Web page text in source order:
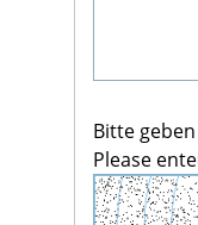
Bitte
Please